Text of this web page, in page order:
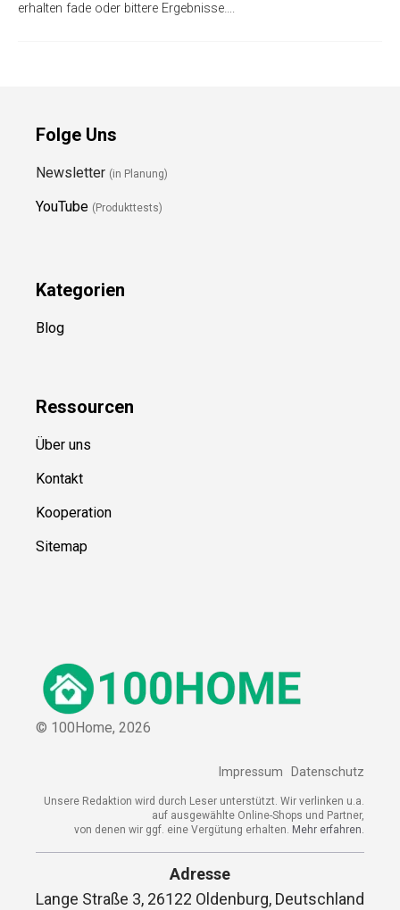
erhalten fade oder bittere Ergebnisse….
Folge Uns
Newsletter (in Planung)
YouTube (Produkttests)
Kategorien
Blog
Ressourcen
Über uns
Kontakt
Kooperation
Sitemap
© 100Home, 2026
Impressum Datenschutz
Unsere Redaktion wird durch Leser unterstützt. Wir verlinken u.a.
auf ausgewählte Online-Shops und Partner,
von denen wir ggf. eine Vergütung erhalten. Mehr erfahren.
Adresse
Lange Straße 3, 26122 Oldenburg, Deutschland